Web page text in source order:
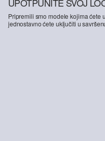
UPOTPUNITE SVOJ
Pripremili smo modele kojima ćete
jednostavno ćete uključiti u